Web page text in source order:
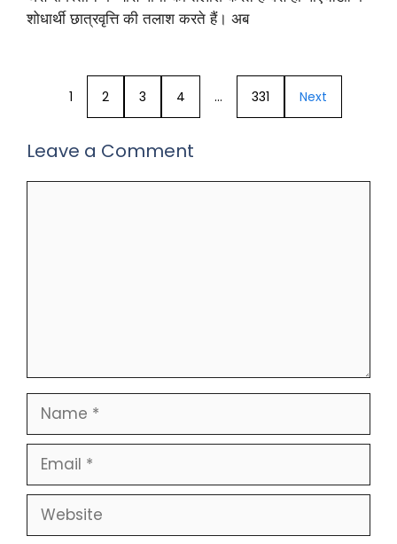
शोधार्थी छात्रवृत्ति की तलाश करते हैं। अब
1 2 3 4 … 331 Next
Leave a Comment
Name
Email
Website